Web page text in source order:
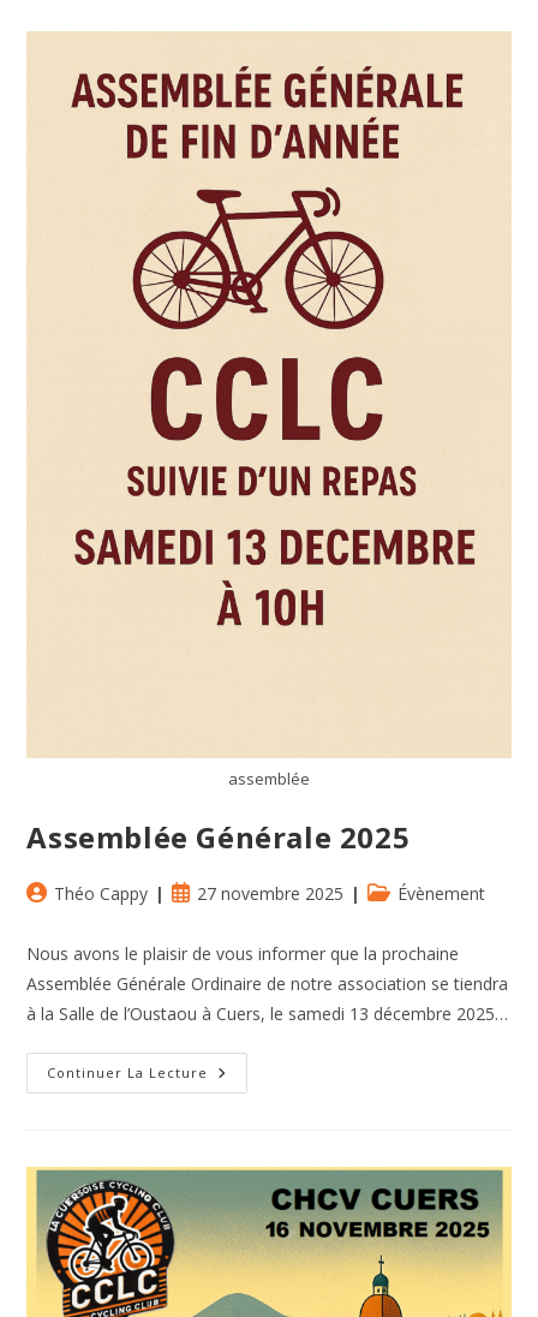
assemblée
Assemblée Générale 2025
Auteur/autrice
la
publication :
Théo Cappy
Publication
27 novembre 2025
PostÉvènement
Nous avons le plaisir de vous informer que la prochaine
Assemblée Générale Ordinaire de notre association se tiendra
à la Salle de l’Oustaou à Cuers, le samedi 13 décembre 2025…
Continuer La Lecture Assemblée
Générale